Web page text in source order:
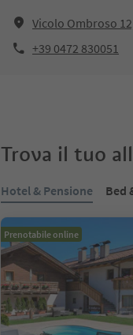
Vicolo Ombroso
+39 0472 830051
Trova il tuo
Hotel & Pensione Bed
Prenotabile online